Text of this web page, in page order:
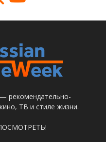
— рекомендательно-
ТВ и стиле жизни.